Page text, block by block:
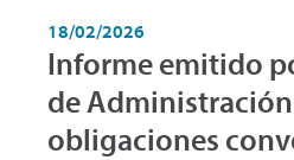
18/02/2026
Informe emitido
de
obligaciones